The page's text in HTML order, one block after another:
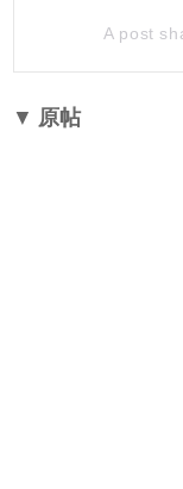
A post
▼ 原帖